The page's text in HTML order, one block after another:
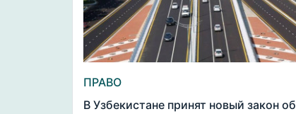
ПРАВО
В Узбекистане принят новый закон об